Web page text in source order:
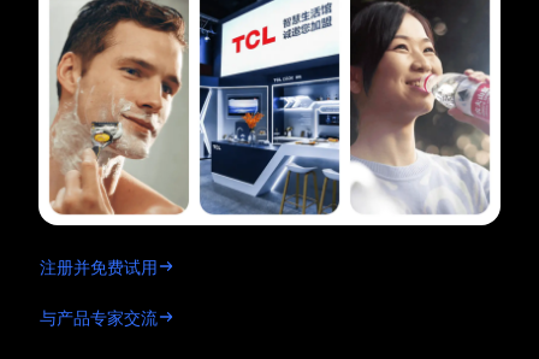
注册并免费试用
与产品专家交流